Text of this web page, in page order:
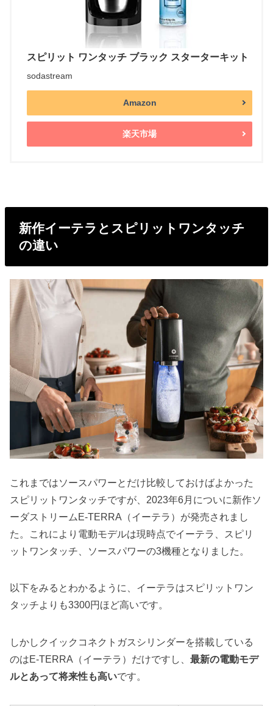
スピリット ワンタッチ ブラック スターターキット
sodastream
Amazon
楽天市場
新作イーテラとスピリットワンタッチ
の違い
これまではソースパワーとだけ比較しておけばよかった
スピリットワンタッチですが、2023年6月についに新作ソ
ーダストリームE-TERRA（イーテラ）が発売されまし
た。これにより電動モデルは現時点でイーテラ、スピリ
ットワンタッチ、ソースパワーの3機種となりました。
以下をみるとわかるように、イーテラはスピリットワン
タッチよりも3300円ほど高いです。
しかしクイックコネクトガスシリンダーを搭載している
のはE-TERRA（イーテラ）だけですし、最新の電動モデ
ルとあって将来性も高いです。